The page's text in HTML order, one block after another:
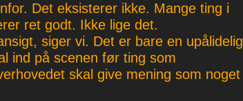
Det eksisterer ikke. Mange ting i
ret godt. Ikke lige det.
siger vi. Det er bare en upålidelig
ind på scenen før ting som
skal give mening som noget